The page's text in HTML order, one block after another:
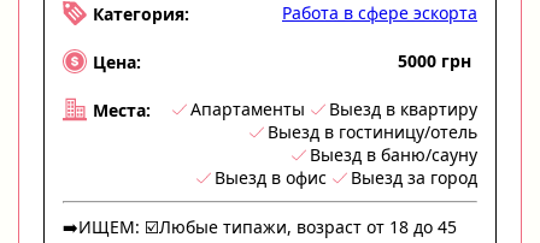
Категория: Работа в сфере эскорта
Цена: 5000 грн
Места: Апартаменты
Выезд в квартиру
Выезд в гостиницу/отель
Выезд в баню/сауну
Выезд в офис
Выезд за город
➡️ИЩЕМ: ☑️Любые типажи, возраст от 18 до 45